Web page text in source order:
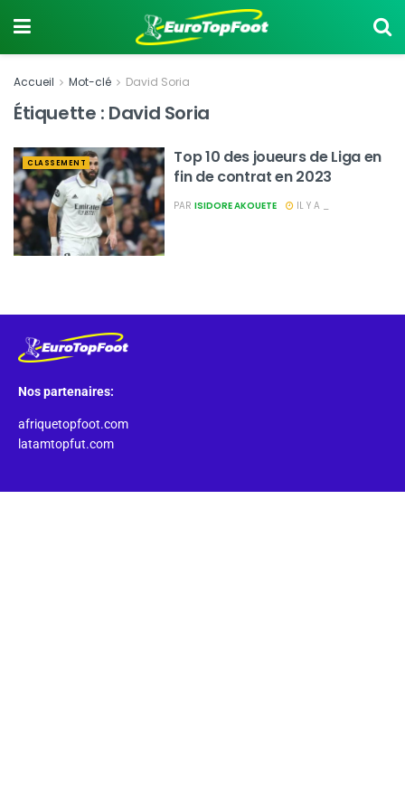
Accueil Mot-clé David Soria
Étiquette : David Soria
CLASSEMENT
Top 10 des joueurs de Liga en
fin de contrat en 2023
PAR ISIDORE AKOUETE IL Y A _
Nos partenaires:
afriquetopfoot.com
latamtopfut.com